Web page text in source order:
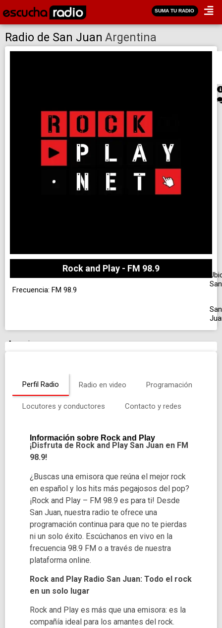
SUMA TU RADIO
Radio de San Juan Argentina
Rock and Play - FM 98.9
Frecuencia: FM 98.9
San
Anuncio
Perfil Radio Radio en video Programación
Locutores y conductores Contacto y redes
Información sobre Rock and Play
¡Disfruta de Rock and Play San Juan en FM
98.9!
¿Buscas una emisora que reúna el mejor rock
en español y los hits más pegajosos del pop?
¡Rock and Play – FM 98.9 es para ti! Desde
San Juan, nuestra radio te ofrece una
programación continua para que no te pierdas
ni un solo éxito. Escúchanos en vivo en la
frecuencia 98.9 FM o a través de nuestra
plataforma online.
Rock and Play Radio San Juan: Todo el rock
en un solo lugar
Rock and Play es más que una emisora: es la
compañía ideal para los amantes del rock.